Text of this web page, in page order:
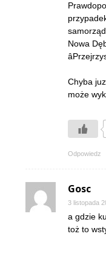
Nowa
Chyba
może
Odpowiedz
Gosc
3 listopada
a gdzie
toż to